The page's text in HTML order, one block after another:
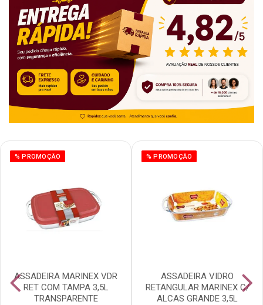
% PROMOÇÃO
ASSADEIRA MARINEX VDR
RET COM TAMPA 3,5L
TRANSPARENTE
% PROMOÇÃO
ASSADEIRA VIDRO
RETANGULAR MARINEX C/
ALCAS GRANDE 3,5L